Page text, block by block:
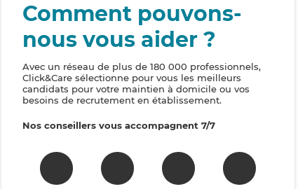
Comment pouvons-
nous vous aider ?
Avec un réseau de plus de 180 000 professionnels,
Click&Care sélectionne pour vous les meilleurs
candidats pour votre maintien à domicile ou vos
besoins de recrutement en établissement.
Nos conseillers vous accompagnent 7/7